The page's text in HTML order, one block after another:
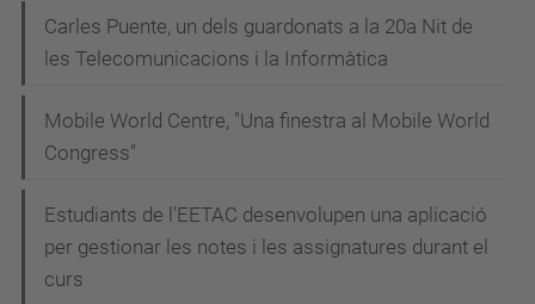
Carles Puente, un dels guardonats a la 20a Nit de
les Telecomunicacions i la Informàtica
Mobile World Centre, "Una finestra al Mobile World
Congress"
Estudiants de l'EETAC desenvolupen una aplicació
per gestionar les notes i les assignatures durant el
curs